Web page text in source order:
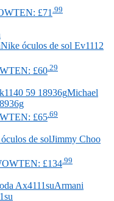
£71.99
Nike óculos de sol Ev1112
£60 .29
Michael
£65 .69
Jimmy Choo
£134.99
Armani